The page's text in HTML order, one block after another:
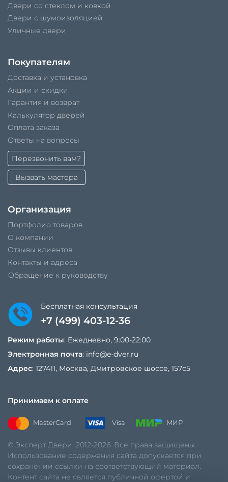
Двери со стеклом и ковкой
Двери с шумоизоляцией
Уличные двери
Покупателям
Доставка и установка
Акции и скидки
Гарантия и возврат
Калькулятор дверей
Оплата заказа
Ответы на вопросы
Перезвонить вам?
Вызвать мастера
Организация
Портфолио товаров
О компании
Отзывы клиентов
Контакты и адреса
Обращение к руководству
Бесплатная консультация
+7 (499) 403-12-36
Режим работы: Ежедневно, 9:00-22:00
Электронная почта: info@e-dver.ru
Адрес: 127411, Москва, Дмитровское шоссе, 157с5
Принимаем к оплате
MasterCard Visa МИР
© Эксперт Двери, 2012-2026. Все права защищены.
Использование содержания сайта допускается при
сохранении ссылки на соответствующий материал.
Контент сайта не является публичной офертой и